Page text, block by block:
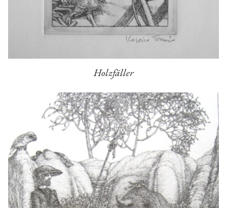
Holzfäller